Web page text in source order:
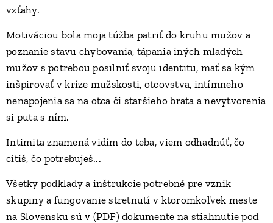
vzťahy.
Motiváciou bola moja túžba patriť do kruhu mužov a
poznanie stavu chybovania, tápania iných mladých
mužov s potrebou posilniť svoju identitu, mať sa kým
inšpirovať v kríze mužskosti, otcovstva, intímneho
nenapojenia sa na otca či staršieho brata a nevytvorenia
si puta s ním.
Intimita znamená vidím do teba, viem odhadnúť, čo
cítiš, čo potrebuješ...
Všetky podklady a inštrukcie potrebné pre vznik
skupiny a fungovanie stretnutí v ktoromkoľvek meste
na Slovensku sú v (PDF) dokumente na stiahnutie pod